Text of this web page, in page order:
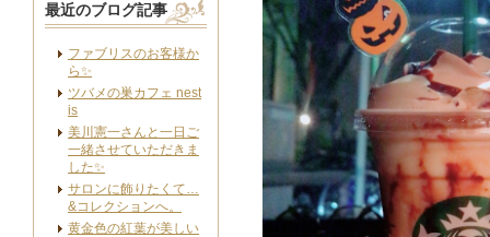
最近のブログ記事
ファブリスのお客様か
ら✨
ツバメの巣カフェ nest
is
美川憲一さんと一日ご
一緒させていただきま
した✨
サロンに飾りたくて…
&コレクションへ。
黄金色の紅葉が美しい